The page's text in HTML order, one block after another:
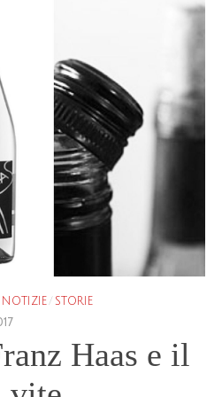
NOTIZIE/ STORIE
25
2026
Haas e il